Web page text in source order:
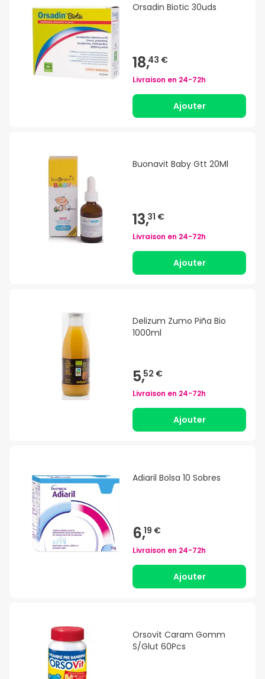
Orsadin Biotic 30uds
18,43 €
Livraison en 24-72h
Ajouter
Buonavit Baby Gtt 20Ml
13,31 €
Livraison en 24-72h
Ajouter
Delizum Zumo Piña Bio
1000ml
5,52 €
Livraison en 24-72h
Ajouter
Adiaril Bolsa 10 Sobres
6,19 €
Livraison en 24-72h
Ajouter
Orsovit Caram Gomm
S/Glut 60Pcs